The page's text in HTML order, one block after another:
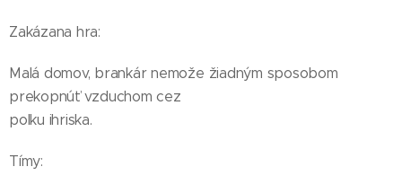
Zakázana hra:
Malá domov, brankár nemože žiadným sposobom
prekopnúť vzduchom cez
polku ihriska.
Tímy: